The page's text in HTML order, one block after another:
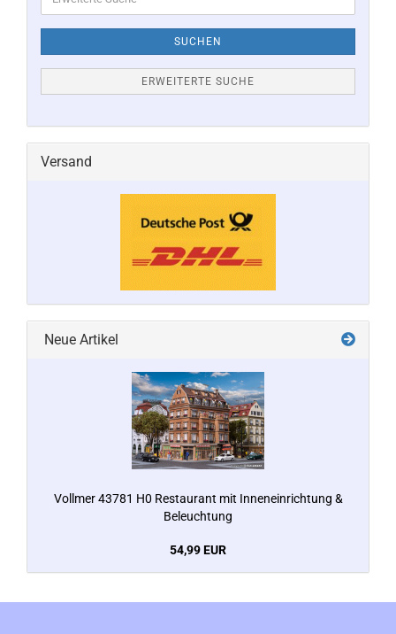
Suche
SUCHEN
ERWEITERTE SUCHE
Versand
Neue Artikel
Vollmer 43781 H0 Restaurant mit Inneneinrichtung &
Beleuchtung
54,99 EUR